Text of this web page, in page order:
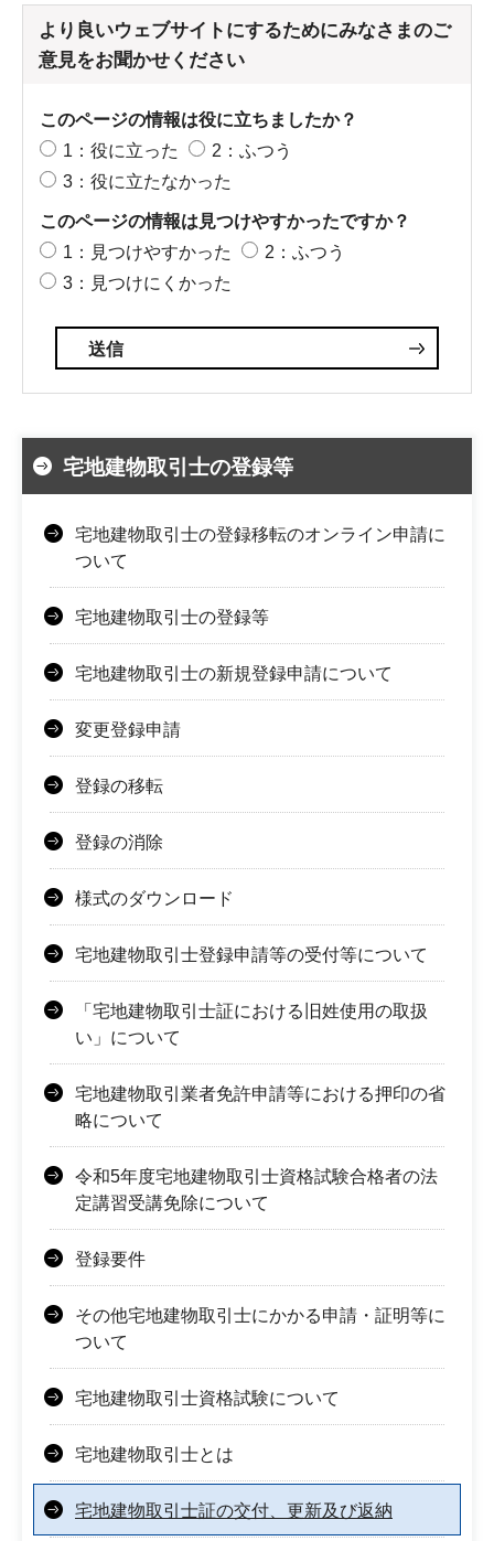
より良いウェブサイトにするためにみなさまのご
意見をお聞かせください
このページの情報は役に立ちましたか？
1：役に立った
2：ふつう
3：役に立たなかった
このページの情報は見つけやすかったですか？
1：見つけやすかった
2：ふつう
3：見つけにくかった
宅地建物取引士の登録等
宅地建物取引士の登録移転のオンライン申請に
ついて
宅地建物取引士の登録等
宅地建物取引士の新規登録申請について
変更登録申請
登録の移転
登録の消除
様式のダウンロード
宅地建物取引士登録申請等の受付等について
「宅地建物取引士証における旧姓使用の取扱
い」について
宅地建物取引業者免許申請等における押印の省
略について
令和5年度宅地建物取引士資格試験合格者の法
定講習受講免除について
登録要件
その他宅地建物取引士にかかる申請・証明等に
ついて
宅地建物取引士資格試験について
宅地建物取引士とは
宅地建物取引士証の交付、更新及び返納